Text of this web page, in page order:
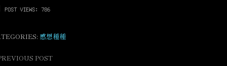
POST VIEWS: 786
感想種種
POST